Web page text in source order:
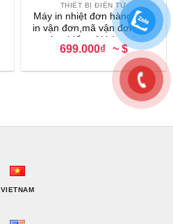
THIẾT BỊ ĐIỆN TỬ
Máy in nhiệt đơn hàng,Máy
in vận đơn,mã vận đơn, mã
vạch, phiếu gửi hàng, logo
có sẵn lớp keo tự dính
699.000₫ ~ $
VIETNAM